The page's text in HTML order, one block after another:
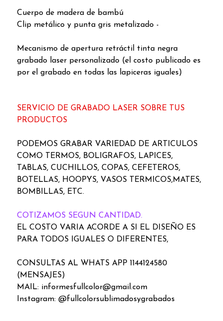
Cuerpo de madera de bambú
Clip metálico y punta gris metalizado -
Mecanismo de apertura retráctil tinta negra
grabado laser personalizado (el costo publicado es
por el grabado en todas las lapiceras iguales)
SERVICIO DE GRABADO LASER SOBRE TUS
PRODUCTOS
PODEMOS GRABAR VARIEDAD DE ARTICULOS
COMO TERMOS, BOLIGRAFOS, LAPICES,
TABLAS, CUCHILLOS, COPAS, CEFETEROS,
BOTELLAS, HOOPYS, VASOS TERMICOS,MATES,
BOMBILLAS, ETC.
COTIZAMOS SEGUN CANTIDAD.
EL COSTO VARIA ACORDE A SI EL DISEÑO ES
PARA TODOS IGUALES O DIFERENTES,
CONSULTAS AL WHATS APP 1144124580
(MENSAJES)
MAIL: informesfullcolor@gmail.com
Instagram: @fullcolorsublimadosygrabados